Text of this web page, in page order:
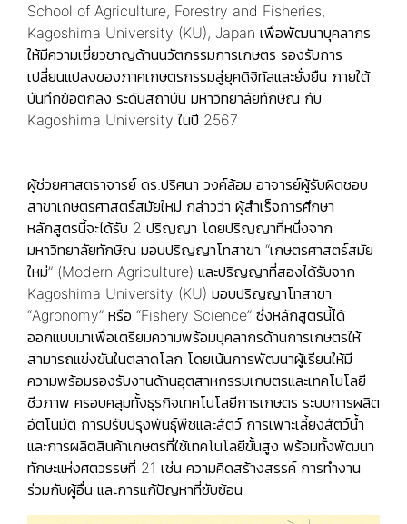
School of Agriculture, Forestry and Fisheries,
Kagoshima University (KU), Japan เพื่อพัฒนาบุคลากร
ให้มีความเชี่ยวชาญด้านนวัตกรรมการเกษตร รองรับการ
เปลี่ยนแปลงของภาคเกษตรกรรมสู่ยุคดิจิทัลและยั่งยืน ภายใต้
บันทึกข้อตกลง ระดับสถาบัน มหาวิทยาลัยทักษิณ กับ
Kagoshima University ในปี 2567
ผู้ช่วยศาสตราจารย์ ดร.ปริศนา วงค์ล้อม อาจารย์ผู้รับผิดชอบ
สาขาเกษตรศาสตร์สมัยใหม่ กล่าวว่า ผู้สำเร็จการศึกษา
หลักสูตรนี้จะได้รับ 2 ปริญญา โดยปริญญาที่หนึ่งจาก
มหาวิทยาลัยทักษิณ มอบปริญญาโทสาขา “เกษตรศาสตร์สมัย
ใหม่” (Modern Agriculture) และปริญญาที่สองได้รับจาก
Kagoshima University (KU) มอบปริญญาโทสาขา
“Agronomy” หรือ “Fishery Science” ซึ่งหลักสูตรนี้ได้
ออกแบบมาเพื่อเตรียมความพร้อมบุคลากรด้านการเกษตรให้
สามารถแข่งขันในตลาดโลก โดยเน้นการพัฒนาผู้เรียนให้มี
ความพร้อมรองรับงานด้านอุตสาหกรรมเกษตรและเทคโนโลยี
ชีวภาพ ครอบคลุมทั้งธุรกิจเทคโนโลยีการเกษตร ระบบการผลิต
อัตโนมัติ การปรับปรุงพันธุ์พืชและสัตว์ การเพาะเลี้ยงสัตว์น้ำ
และการผลิตสินค้าเกษตรที่ใช้เทคโนโลยีขั้นสูง พร้อมทั้งพัฒนา
ทักษะแห่งศตวรรษที่ 21 เช่น ความคิดสร้างสรรค์ การทำงาน
ร่วมกับผู้อื่น และการแก้ปัญหาที่ซับซ้อน